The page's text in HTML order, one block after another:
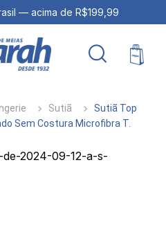
— acima de R$199,99
Sutiã
Sutiã Top
Sem Costura Microfibra T.